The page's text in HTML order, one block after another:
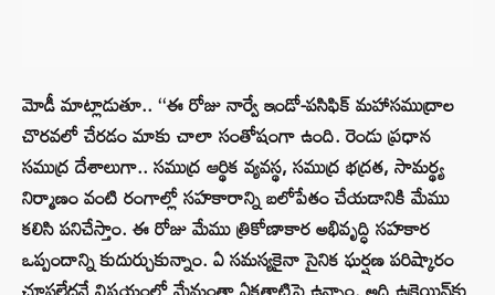
మోడీ మాట్లాడుతూ.. ‘‘ఈ రోజు నార్వే ఇండో-పసిఫిక్ మహాసముద్రాల
చొరవలో చేరడం మాకు చాలా సంతోషంగా ఉంది. రెండు ప్రధాన
సముద్ర దేశాలుగా.. సముద్ర ఆర్థిక వ్యవస్థ, సముద్ర భద్రత, సామర్థ్య
నిర్మాణం వంటి రంగాల్లో సహకారాన్ని బలోపేతం చేయడానికి మేము
కలిసి పనిచేస్తాం. ఈ రోజు మేము త్రికోణాకార అభివృద్ధి సహకార
ఒప్పందాన్ని కుదుర్చుకున్నాం. ఏ సమస్యకైనా సైనిక ఘర్షణ పరిష్కారం